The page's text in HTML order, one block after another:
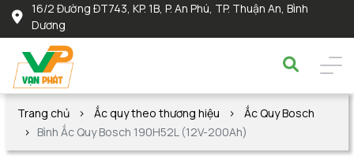
16/2 Đường ĐT743, KP. 1B, P. An Phú, TP. Thuận An, Bình
Dương
Trang chủ Ắc quy theo thương hiệu
Ắc Quy Bosch
Bình Ắc Quy Bosch 190H52L (12V-200Ah)